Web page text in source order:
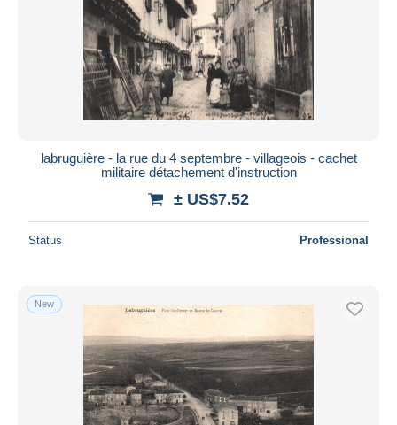
labruguière - la rue du 4 septembre - villageois - cachet
militaire détachement d'instruction
± US$7.52
Status Professional
New